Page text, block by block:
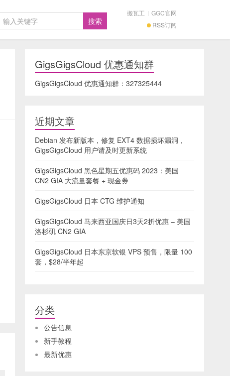
RSS订阅
搬瓦工 | GGC官网
GigsGigsCloud 优惠通知群
GigsGigsCloud 优惠通知群： 327325444
近期文章
Debian 发布新版本，修复 EXT4 数据损坏漏洞，
GigsGigsCloud 用户请及时更新系统
GigsGigsCloud 黑色星期五优惠码 2023：美国
CN2 GIA 大流量套餐 + 现金券
GigsGigsCloud 日本 CTG 维护通知
GigsGigsCloud 马来西亚国庆日3天2折优惠 – 美国
洛杉矶 CN2 GIA
GigsGigsCloud 日本东京软银 VPS 预售，限量 100
套，$28/半年起
分类
公告信息
新手教程
最新优惠